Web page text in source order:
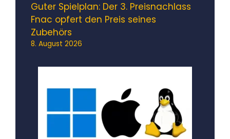
Guter Spielplan: Der 3. Preisnachlass
Fnac opfert den Preis seines
Zubehörs
8. August 2026